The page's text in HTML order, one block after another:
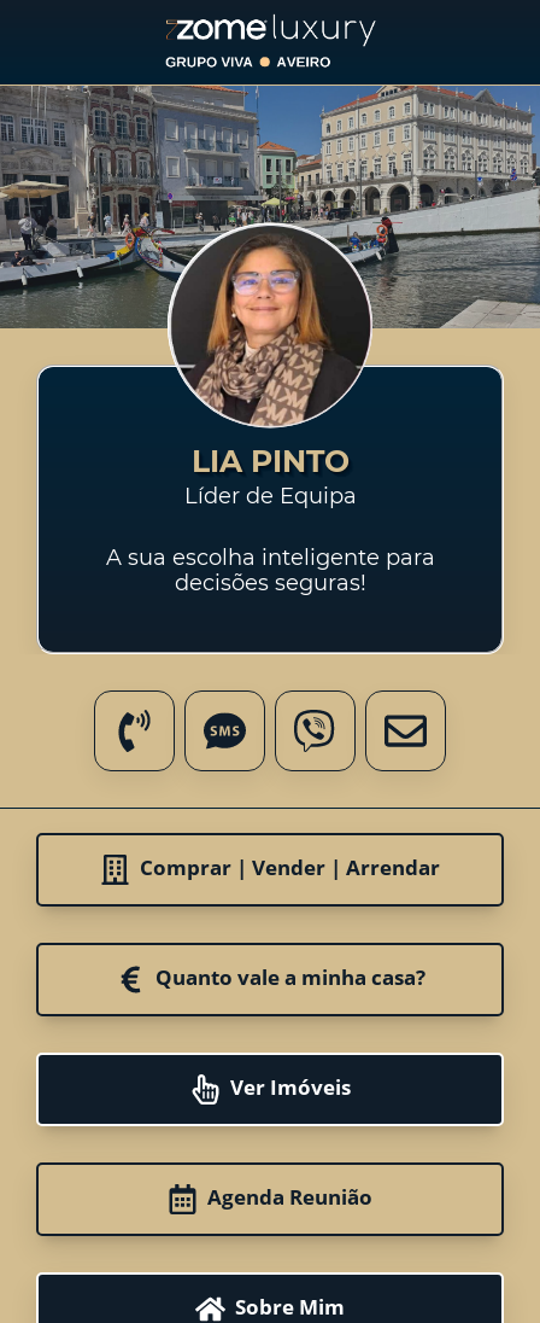
LIA PINTO
Líder de Equipa
A sua escolha inteligente para
decisões seguras!
Comprar | Vender | Arrendar
Quanto vale a minha casa?
Ver Imóveis
Agenda Reunião
Sobre Mim